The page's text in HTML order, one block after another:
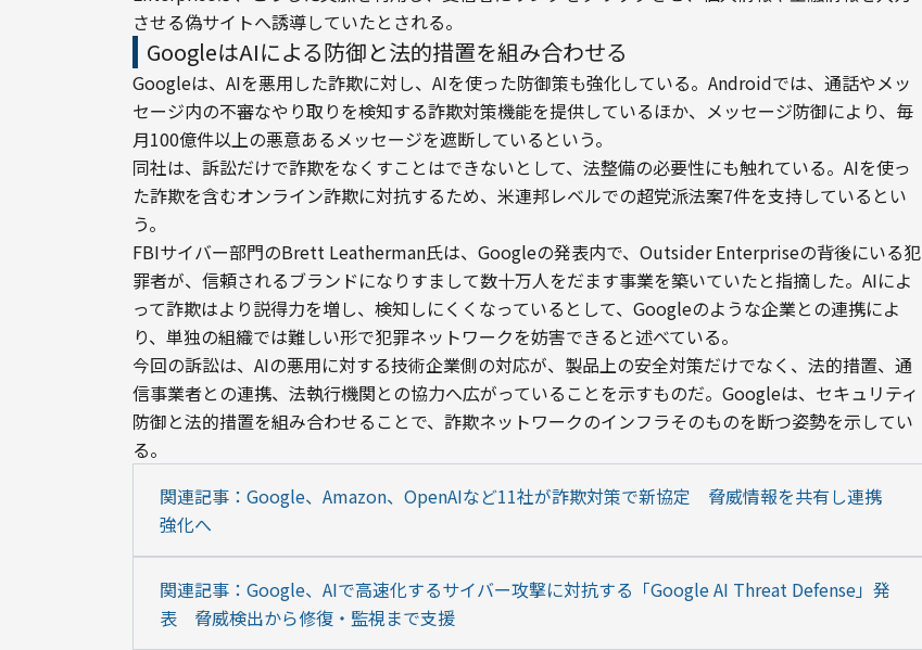
させる偽サイトへ誘導していたとされる。
GoogleはAIによる防御と法的措置を組み合わせる
Googleは、AIを悪用した詐欺に対し、AIを使った防御策も強化している。Androidでは、通話やメッ
セージ内の不審なやり取りを検知する詐欺対策機能を提供しているほか、メッセージ防御により、毎
月100億件以上の悪意あるメッセージを遮断しているという。
同社は、訴訟だけで詐欺をなくすことはできないとして、法整備の必要性にも触れている。AIを使っ
た詐欺を含むオンライン詐欺に対抗するため、米連邦レベルでの超党派法案7件を支持しているとい
う。
FBIサイバー部門のBrett Leatherman氏は、Googleの発表内で、Outsider Enterpriseの背後にいる犯
罪者が、信頼されるブランドになりすまして数十万人をだます事業を築いていたと指摘した。AIによ
って詐欺はより説得力を増し、検知しにくくなっているとして、Googleのような企業との連携によ
り、単独の組織では難しい形で犯罪ネットワークを妨害できると述べている。
今回の訴訟は、AIの悪用に対する技術企業側の対応が、製品上の安全対策だけでなく、法的措置、通
信事業者との連携、法執行機関との協力へ広がっていることを示すものだ。Googleは、セキュリティ
防御と法的措置を組み合わせることで、詐欺ネットワークのインフラそのものを断つ姿勢を示してい
る。
関連記事：Google、Amazon、OpenAIなど11社が詐欺対策で新協定　脅威情報を共有し連携
強化へ
関連記事：Google、AIで高速化するサイバー攻撃に対抗する「Google AI Threat Defense」発
表　脅威検出から修復・監視まで支援